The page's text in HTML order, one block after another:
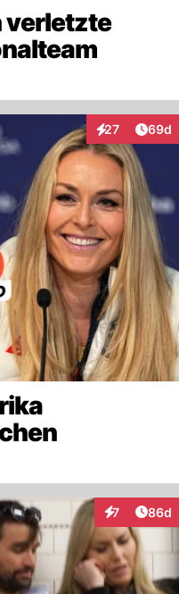
verletzte
27
Interaktionen
69d
7
Interaktionen
86d